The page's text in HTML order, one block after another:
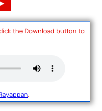
►
the Download button to
.